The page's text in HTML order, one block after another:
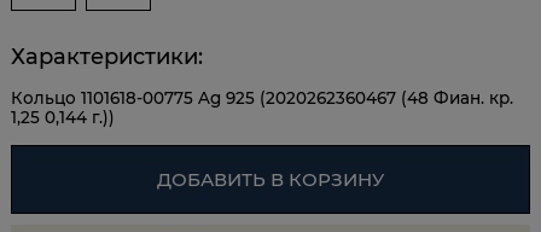
Характеристики:
Кольцо 1101618-00775 Ag 925 (2020262360467 (48 Фиан. кр.
1,25 0,144 г.))
ДОБАВИТЬ В КОРЗИНУ